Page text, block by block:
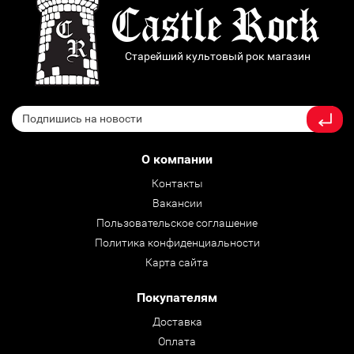
Старейший культовый рок магазин
О компании
Контакты
Вакансии
Пользовательское соглашение
Политика конфиденциальности
Карта сайта
Покупателям
Доставка
Оплата